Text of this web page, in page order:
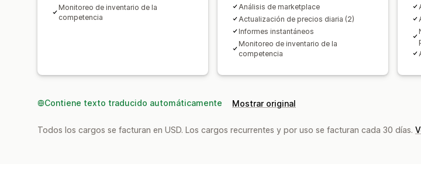
Monitoreo de inventario de la
competencia
Análisis de marketplace
Actualización de precios diaria (2)
Informes instantáneos
Monitoreo de inventario de la
competencia
Contiene texto traducido automáticamente Mostrar original
Todos los cargos se facturan en USD. Los cargos recurrentes y por uso se facturan cada 30 días.